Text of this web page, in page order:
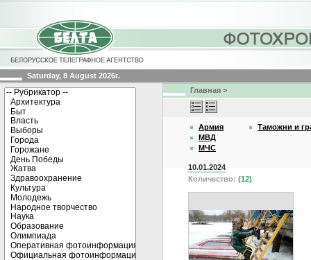
Saturday, 8 August 2026г.
Главная >
Армия
МВД
МЧС
Таможни и
10.01.2024
Количество: (12)